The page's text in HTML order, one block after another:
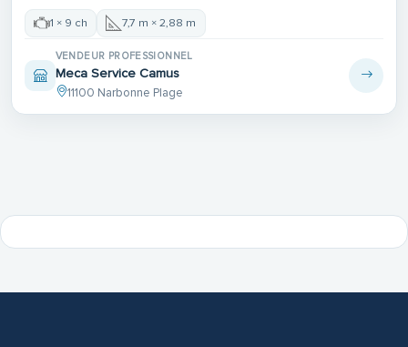
1 × 9 ch 7,7 m × 2,88 m
VENDEUR PROFESSIONNEL
Meca Service Camus
11100 Narbonne Plage